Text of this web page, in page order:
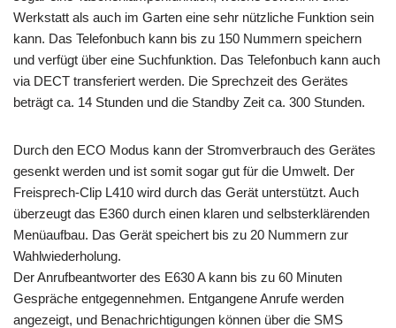
Werkstatt als auch im Garten eine sehr nützliche Funktion sein
kann. Das Telefonbuch kann bis zu 150 Nummern speichern
und verfügt über eine Suchfunktion. Das Telefonbuch kann auch
via DECT transferiert werden. Die Sprechzeit des Gerätes
beträgt ca. 14 Stunden und die Standby Zeit ca. 300 Stunden.
Durch den ECO Modus kann der Stromverbrauch des Gerätes
gesenkt werden und ist somit sogar gut für die Umwelt. Der
Freisprech-Clip L410 wird durch das Gerät unterstützt. Auch
überzeugt das E360 durch einen klaren und selbsterklärenden
Menüaufbau. Das Gerät speichert bis zu 20 Nummern zur
Wahlwiederholung.
Der Anrufbeantworter des E630 A kann bis zu 60 Minuten
Gespräche entgegennehmen. Entgangene Anrufe werden
angezeigt, und Benachrichtigungen können über die SMS